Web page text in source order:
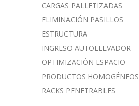
CARGAS PALLETIZADAS
ELIMINACIÓN PASILLOS
ESTRUCTURA
INGRESO AUTOELEVADOR
OPTIMIZACIÓN ESPACIO
PRODUCTOS HOMOGÉNEOS
RACKS PENETRABLES